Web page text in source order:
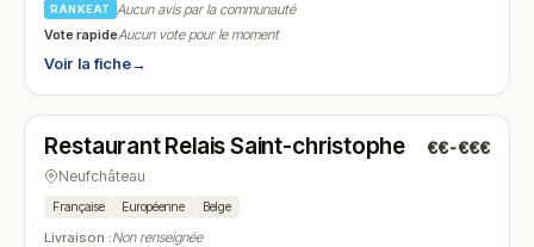
RANKEAT
Aucun avis par la communauté
Vote rapideAucun vote pour le moment
Voir la fiche→
N° 27
Restaurant Relais Saint-christophe €€-€€€
Neufchâteau
Française Européenne Belge
Livraison :Non renseignée